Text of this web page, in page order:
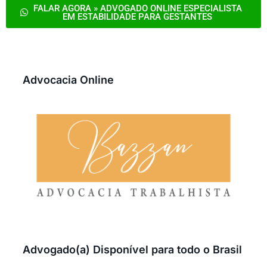
FALAR AGORA » ADVOGADO ONLINE ESPECIALISTA
EM ESTABILIDADE PARA GESTANTES
Advocacia Online
Advogado(a) Disponível para todo o Brasil